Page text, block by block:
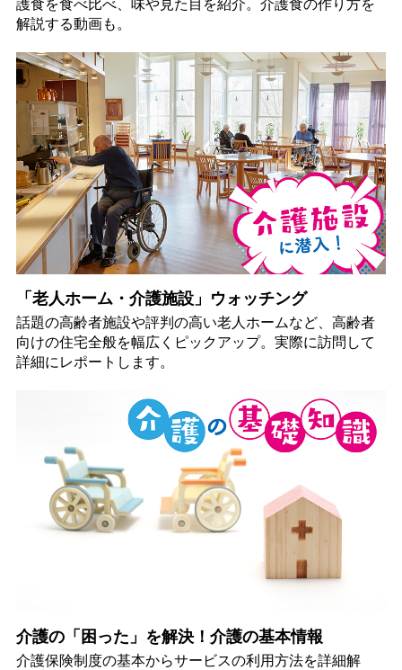
護食を食べ比べ、味や見た目を紹介。介護食の作り方を
解説する動画も。
「老人ホーム・介護施設」ウォッチング
話題の高齢者施設や評判の高い老人ホームなど、高齢者
向けの住宅全般を幅広くピックアップ。実際に訪問して
詳細にレポートします。
介護の「困った」を解決！介護の基本情報
介護保険制度の基本からサービスの利用方法を詳細解